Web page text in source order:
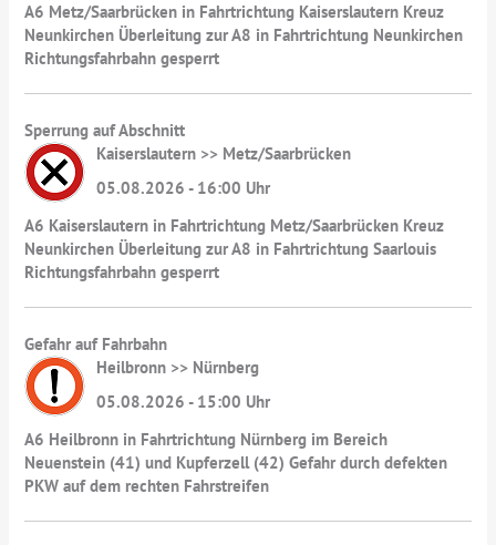
A6 Metz/Saarbrücken in Fahrtrichtung Kaiserslautern Kreuz
Neunkirchen Überleitung zur A8 in Fahrtrichtung Neunkirchen
Richtungsfahrbahn gesperrt
Sperrung auf Abschnitt
Kaiserslautern >> Metz/Saarbrücken
05.08.2026 - 16:00 Uhr
A6 Kaiserslautern in Fahrtrichtung Metz/Saarbrücken Kreuz
Neunkirchen Überleitung zur A8 in Fahrtrichtung Saarlouis
Richtungsfahrbahn gesperrt
Gefahr auf Fahrbahn
Heilbronn >> Nürnberg
05.08.2026 - 15:00 Uhr
A6 Heilbronn in Fahrtrichtung Nürnberg im Bereich
Neuenstein (41) und Kupferzell (42) Gefahr durch defekten
PKW auf dem rechten Fahrstreifen